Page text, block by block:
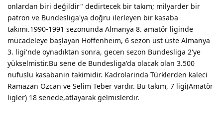
onlardan biri değildir" dedirtecek bir takım; milyarder bir
patron ve Bundesliga'ya doğru ilerleyen bir kasaba
takımı.1990-1991 sezonunda Almanya 8. amatör liginde
mücadeleye başlayan Hoffenheim, 6 sezon üst üste Almanya
3. ligi'nde oynadıktan sonra, gecen sezon Bundesliga 2'ye
yükselmistir.Bu sene de Bundesliga'da olacak olan 3.500
nufuslu kasabanin takimidir. Kadrolarinda Türklerden kaleci
Ramazan Ozcan ve Selim Teber vardır. Bu takım, 7 ligi(Amatör
ligler) 18 senede,atlayarak gelmislerdir.